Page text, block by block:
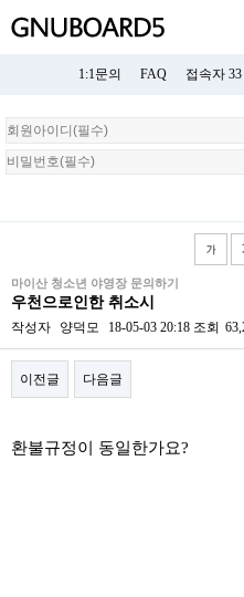
1:1문의 FAQ 접속자 33
회
원
로
마이산 청소년 야영장 문의하기
우천으로인한 취소시
작성자 양덕모 18-05-03 20:18 조회
이전글 다음글
환불규정이 동일한가요?